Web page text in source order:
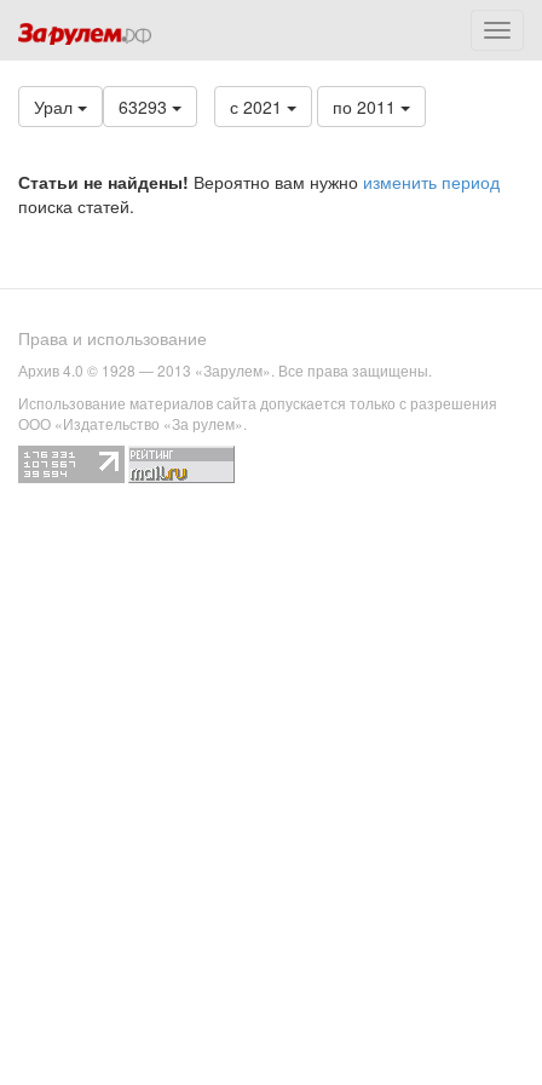
Урал 63293 с 2021 по 2011
Статьи не найдены! Вероятно вам нужно изменить период
поиска статей.
Права и использование
Архив 4.0 © 1928 — 2013 «Зарулем». Все права защищены.
Использование материалов сайта допускается только с разрешения
ООО «Издательство «За рулем».